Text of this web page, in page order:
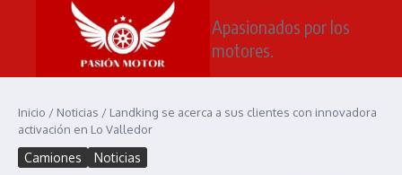
Saltar al contenido
Apasionados por los
motores.
Inicio / Noticias / Landking se acerca a sus clientes con innovadora
activación en Lo Valledor
Camiones Noticias